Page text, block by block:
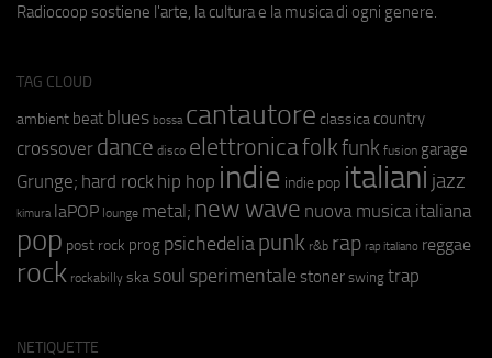
Radiocoop sostiene l'arte, la cultura e la musica di ogni genere.
TAG CLOUD
ambient beat blues bossa cantautore classica country
crossover dance disco elettronicafolkfunk fusion garage
Grunge; hard rock hip hop indie indie pop italiani jazz
kimura laPOP lounge metal; new wave nuova musica italiana
pop post rock prog psichedeliapunk r&b rap rap italiano reggae
rock rockabilly ska soul sperimentale stoner swing trap
NETIQUETTE